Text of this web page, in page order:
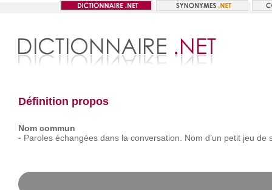
Définition propos
Nom commun
- Paroles échangées dans la conversation. Nom d’un petit jeu de